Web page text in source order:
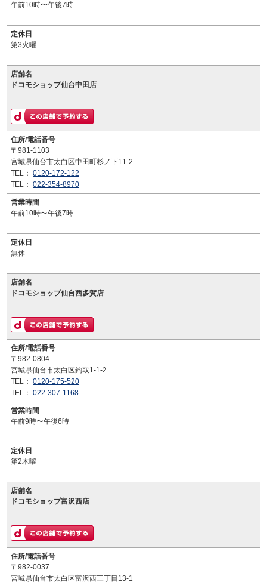
午前10時〜午後7時
定休日
第3火曜
店舗名
ドコモショップ仙台中田店
住所/電話番号
〒981-1103
宮城県仙台市太白区中田町杉ノ下11-2
TEL： 0120-172-122
TEL： 022-354-8970
営業時間
午前10時〜午後7時
定休日
無休
店舗名
ドコモショップ仙台西多賀店
住所/電話番号
〒982-0804
宮城県仙台市太白区鈎取1-1-2
TEL： 0120-175-520
TEL： 022-307-1168
営業時間
午前9時〜午後6時
定休日
第2木曜
店舗名
ドコモショップ富沢西店
住所/電話番号
〒982-0037
宮城県仙台市太白区富沢西三丁目13-1